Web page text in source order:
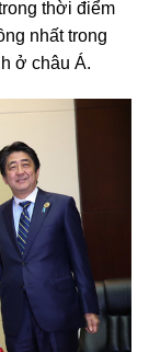
thời điểm
nhất trong
ở châu Á.